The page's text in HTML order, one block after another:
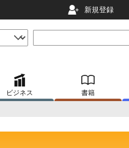
新規登録
ビジネス 書籍